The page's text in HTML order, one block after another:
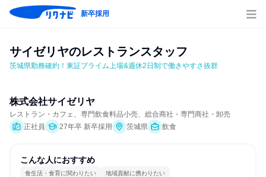
新卒採用
サイゼリヤのレストランスタッフ
茨城県勤務確約！東証プライム上場&週休2日制で働きやすさ抜群
株式会社サイゼリヤ
レストラン・カフェ、専門飲食料品小売、総合商社・専門商社・卸売
正社員
27年卒 新卒採用 茨城県 飲食
こんな人におすすめ
食生活・食育に関わりたい 地域貢献に携わりたい